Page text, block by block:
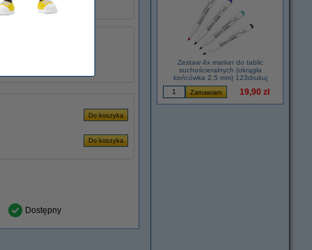
Dostępny
Zestaw 4x marker do tablic
suchościeralnych (okrągła
końcówka 2,5 mm) 123drukuj
19,90 zł